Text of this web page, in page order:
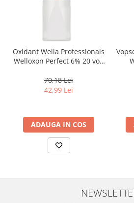
Oxidant Wella Professionals
Welloxon Perfect 6% 20 vol,
70,18 Lei
42,99 Lei
ADAUGA IN COS